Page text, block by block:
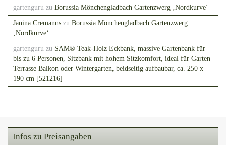
gartenguru zu Borussia Mönchengladbach Gartenzwerg ‚Nordkurve‘
Janina Cremanns zu Borussia Mönchengladbach Gartenzwerg
‚Nordkurve‘
gartenguru zu SAM® Teak-Holz Eckbank, massive Gartenbank für
bis zu 6 Personen, Sitzbank mit hohem Sitzkomfort, ideal für Garten
Terrasse Balkon oder Wintergarten, beidseitig aufbaubar, ca. 250 x
190 cm [521216]
Infos zu Preisangaben